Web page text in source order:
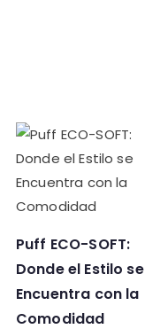
Puff ECO-SOFT:
Donde el Estilo se
Encuentra con la
Comodidad